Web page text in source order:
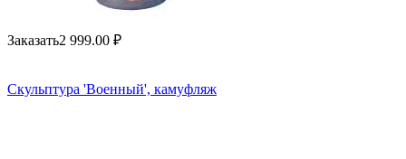
Заказать2 999.00 ₽
Скульптура 'Военный', камуфляж